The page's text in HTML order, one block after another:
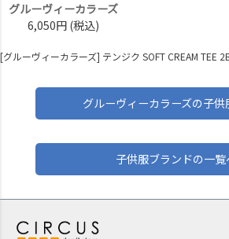
グルーヴィーカラーズ
6,050円 (税込)
[グルーヴィーカラーズ] テンジク SOFT CREAM TEE
グルーヴィーカラーズの子供
子供服ブランドの一覧